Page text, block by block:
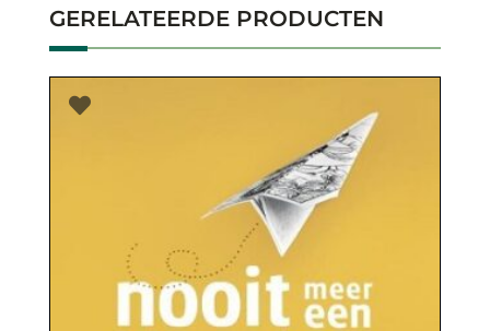
GERELATEERDE PRODUCTEN